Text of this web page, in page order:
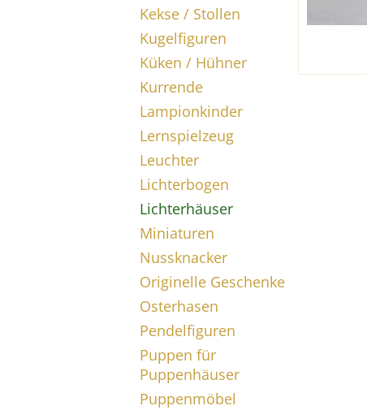
Kekse / Stollen
Kugelfiguren
Küken / Hühner
Kurrende
Lampionkinder
Lernspielzeug
Leuchter
Lichterbogen
Lichterhäuser
Miniaturen
Nussknacker
Originelle Geschenke
Osterhasen
Pendelfiguren
Puppen für
Puppenhäuser
Puppenmöbel